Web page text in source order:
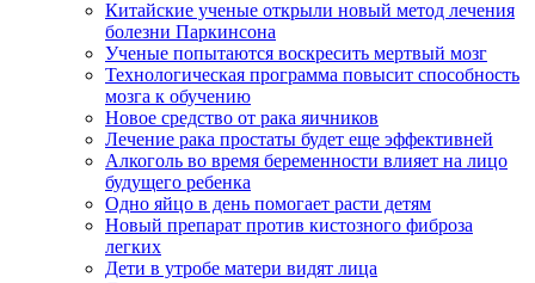
Китайские ученые открыли новый метод лечения
болезни Паркинсона
Ученые попытаются воскресить мертвый мозг
Технологическая программа повысит способность
мозга к обучению
Новое средство от рака яичников
Лечение рака простаты будет еще эффективней
Алкоголь во время беременности влияет на лицо
будущего ребенка
Одно яйцо в день помогает расти детям
Новый препарат против кистозного фиброза
легких
Дети в утробе матери видят лица